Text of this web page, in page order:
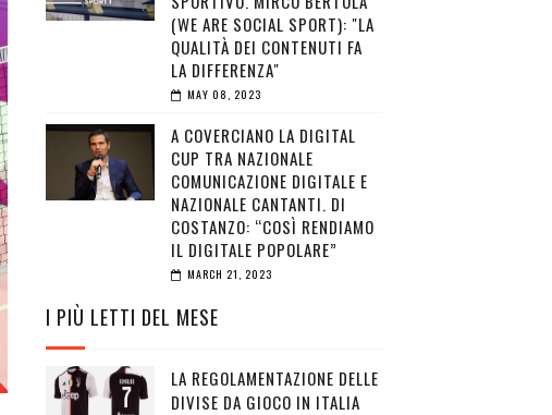
(WE ARE SOCIAL SPORT): "LA
QUALITÀ DEI CONTENUTI FA
LA DIFFERENZA"
MAY 08, 2023
A COVERCIANO LA DIGITAL
CUP TRA NAZIONALE
COMUNICAZIONE DIGITALE E
NAZIONALE CANTANTI. DI
COSTANZO: “COSÌ RENDIAMO
IL DIGITALE POPOLARE”
MARCH 21, 2023
I PIÙ LETTI DEL MESE
LA REGOLAMENTAZIONE DELLE
DIVISE DA GIOCO IN ITALIA